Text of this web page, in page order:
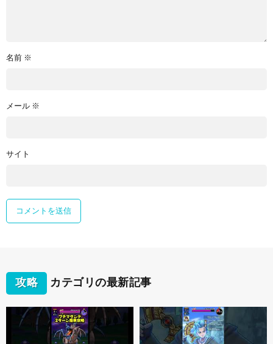
名前 ※
メール ※
サイト
攻略 カテゴリの最新記事